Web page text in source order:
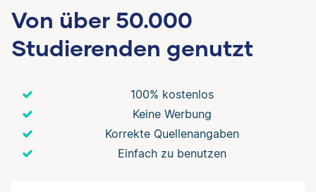
Von über 50.000
Studierenden genutzt
100% kostenlos
Keine Werbung
Korrekte Quellenangaben
Einfach zu benutzen